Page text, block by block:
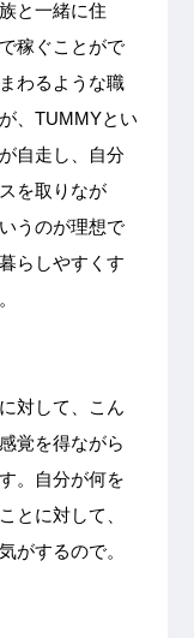
と一緒に住
稼ぐことがで
わるような職
、 TUMMYとい
自走し、自分
を取りなが
うのが理想で
らしやすくす
対して、こん
覚を得ながら
。自分が何を
とに対して、
がするので。